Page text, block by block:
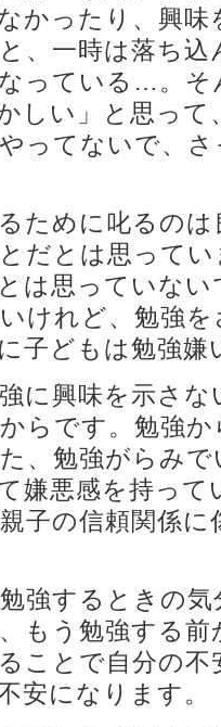
かったり、興
、一時は落ち
っている…。
しい」と思っ
ってないで、
ために叱るの
だとは思って
は思っていな
けれど、勉強
子どもは勉強
に興味を示さ
らです。勉強
、勉強がらみ
嫌悪感を持っ
子の信頼関係
強するときの
もう勉強する
ことで自分の
安になります。